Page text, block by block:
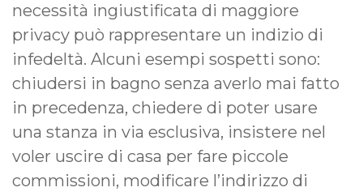
necessità ingiustificata di maggiore
privacy può rappresentare un indizio di
infedeltà. Alcuni esempi sospetti sono:
chiudersi in bagno senza averlo mai fatto
in precedenza, chiedere di poter usare
una stanza in via esclusiva, insistere nel
voler uscire di casa per fare piccole
commissioni, modificare l’indirizzo di